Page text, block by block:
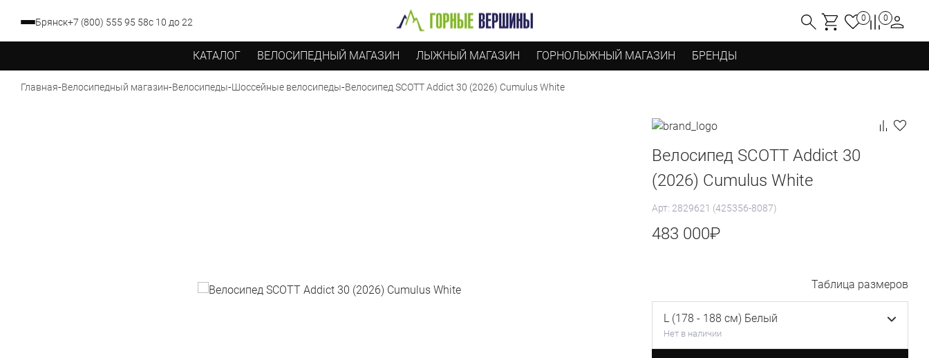
Брянск+7 (800) 555 95 58с 10 до 22 0 0
КАТАЛОГ ВЕЛОСИПЕДНЫЙ МАГАЗИН ЛЫЖНЫЙ МАГАЗИН ГОРНОЛЫЖНЫЙ МАГАЗИН БРЕНДЫ
Главная-Велосипедный магазин-Велосипеды-Шоссейные велосипеды-Велосипед SCOTT Addict 30 (2026) Cumulus White
Велосипед SCOTT Addict 30
(2026) Cumulus White
Арт: 2829621 (425356-8087)
483 000₽
Таблица размеров
L (178 - 188 см) Белый
Нет в наличии